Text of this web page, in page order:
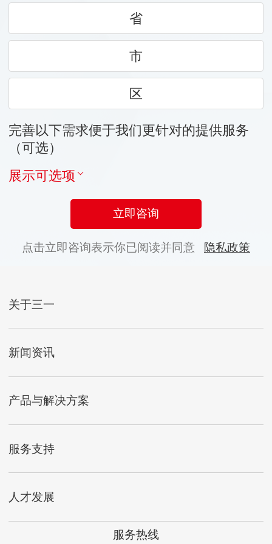
省
市
区
完善以下需求便于我们更针对的提供服务
（可选）
展示可选项
立即咨询
点击立即咨询表示你已阅读并同意 隐私政策
关于三一
新闻资讯
产品与解决方案
服务支持
人才发展
服务热线